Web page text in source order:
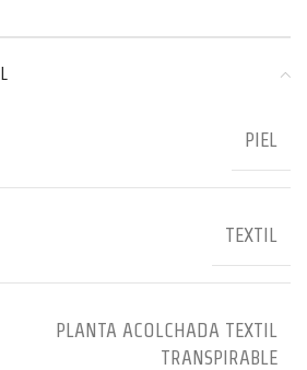
PIEL
TEXTIL
PLANTA ACOLCHADA TEXTIL
TRANSPIRABLE